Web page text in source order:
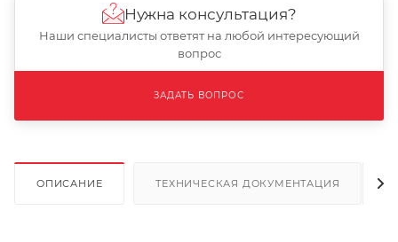
ОПИСАНИЕ ТЕХНИЧЕСКАЯ ДОКУМЕНТАЦИЯ
Нужна консультация?
Наши специалисты ответят на любой интересующий
вопрос
ЗАДАТЬ ВОПРОС